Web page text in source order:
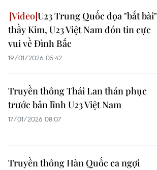
U23 Trung Quốc dọa "bắt bài"
thầy Kim, U23 Việt Nam đón tin cực
vui về Đình Bắc
19/01/2026 05:42
Truyền thông Thái Lan thán phục
trước bản lĩnh U23 Việt Nam
17/01/2026 08:07
Truyền thông Hàn Quốc ca ngợi